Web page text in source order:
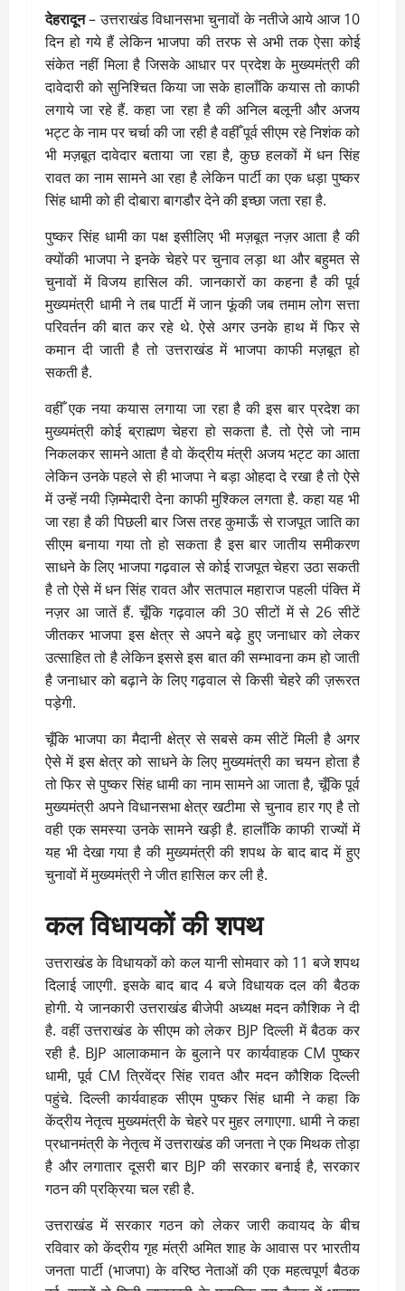
देहरादून– उत्तराखंड विधानसभा चुनावों के नतीजे आये आज 10
दिन हो गये हैं लेकिन भाजपा की तरफ से अभी तक ऐसा कोई
संकेत नहीं मिला है जिसके आधार पर प्रदेश के मुख्यमंत्री की
दावेदारी को सुनिश्चित किया जा सके हालाँकि कयास तो काफी
लगाये जा रहे हैं. कहा जा रहा है की अनिल बलूनी और अजय
भट्ट के नाम पर चर्चा की जा रही है वहीँ पूर्व सीएम रहे निशंक को
भी मज़बूत दावेदार बताया जा रहा है, कुछ हलकों में धन सिंह
रावत का नाम सामने आ रहा है लेकिन पार्टी का एक धड़ा पुष्कर
सिंह धामी को ही दोबारा बागडौर देने की इच्छा जता रहा है.
पुष्कर सिंह धामी का पक्ष इसीलिए भी मज़बूत नज़र आता है की
क्योंकी भाजपा ने इनके चेहरे पर चुनाव लड़ा था और बहुमत से
चुनावों में विजय हासिल की. जानकारों का कहना है की पूर्व
मुख्यमंत्री धामी ने तब पार्टी में जान फूंकी जब तमाम लोग सत्ता
परिवर्तन की बात कर रहे थे. ऐसे अगर उनके हाथ में फिर से
कमान दी जाती है तो उत्तराखंड में भाजपा काफी मज़बूत हो
सकती है.
वहीँ एक नया कयास लगाया जा रहा है की इस बार प्रदेश का
मुख्यमंत्री कोई ब्राह्मण चेहरा हो सकता है. तो ऐसे जो नाम
निकलकर सामने आता है वो केंद्रीय मंत्री अजय भट्ट का आता
लेकिन उनके पहले से ही भाजपा ने बड़ा ओहदा दे रखा है तो ऐसे
में उन्हें नयी ज़िम्मेदारी देना काफी मुश्किल लगता है. कहा यह भी
जा रहा है की पिछली बार जिस तरह कुमाऊँ से राजपूत जाति का
सीएम बनाया गया तो हो सकता है इस बार जातीय समीकरण
साधने के लिए भाजपा गढ़वाल से कोई राजपूत चेहरा उठा सकती
है तो ऐसे में धन सिंह रावत और सतपाल महाराज पहली पंक्ति में
नज़र आ जातें हैं. चूँकि गढ़वाल की 30 सीटों में से 26 सीटें
जीतकर भाजपा इस क्षेत्र से अपने बढ़े हुए जनाधार को लेकर
उत्साहित तो है लेकिन इससे इस बात की सम्भावना कम हो जाती
है जनाधार को बढ़ाने के लिए गढ़वाल से किसी चेहरे की ज़रूरत
पड़ेगी.
चूँकि भाजपा का मैदानी क्षेत्र से सबसे कम सीटें मिली है अगर
ऐसे में इस क्षेत्र को साधने के लिए मुख्यमंत्री का चयन होता है
तो फिर से पुष्कर सिंह धामी का नाम सामने आ जाता है, चूँकि पूर्व
मुख्यमंत्री अपने विधानसभा क्षेत्र खटीमा से चुनाव हार गए है तो
वही एक समस्या उनके सामने खड़ी है. हालाँकि काफी राज्यों में
यह भी देखा गया है की मुख्यमंत्री की शपथ के बाद बाद में हुए
चुनावों में मुख्यमंत्री ने जीत हासिल कर ली है.
कल विधायकों की शपथ
उत्तराखंड के विधायकों को कल यानी सोमवार को 11 बजे शपथ
दिलाई जाएगी. इसके बाद बाद 4 बजे विधायक दल की बैठक
होगी. ये जानकारी उत्तराखंड बीजेपी अध्यक्ष मदन कौशिक ने दी
है. वहीं उत्तराखंड के सीएम को लेकर BJP दिल्ली में बैठक कर
रही है. BJP आलाकमान के बुलाने पर कार्यवाहक CM पुष्कर
धामी, पूर्व CM त्रिवेंद्र सिंह रावत और मदन कौशिक दिल्ली
पहुंचे. दिल्ली कार्यवाहक सीएम पुष्कर सिंह धामी ने कहा कि
केंद्रीय नेतृत्व मुख्यमंत्री के चेहरे पर मुहर लगाएगा. धामी ने कहा
प्रधानमंत्री के नेतृत्व में उत्तराखंड की जनता ने एक मिथक तोड़ा
है और लगातार दूसरी बार BJP की सरकार बनाई है, सरकार
गठन की प्रक्रिया चल रही है.
उत्तराखंड में सरकार गठन को लेकर जारी कवायद के बीच
रविवार को केंद्रीय गृह मंत्री अमित शाह के आवास पर भारतीय
जनता पार्टी (भाजपा) के वरिष्ठ नेताओं की एक महत्वपूर्ण बैठक